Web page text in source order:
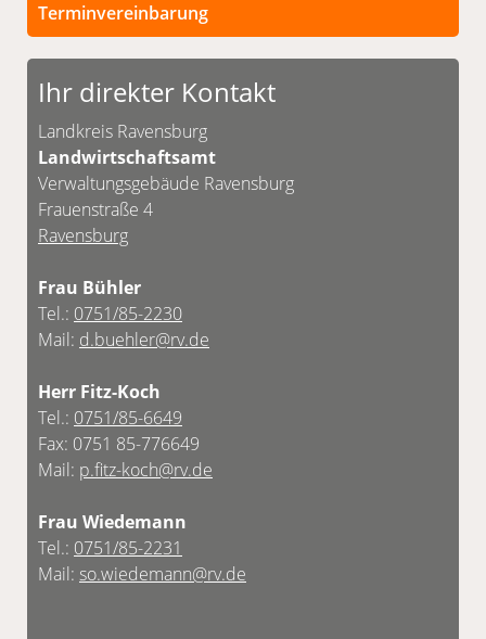
Terminvereinbarung
Persönliche Termine sind nach vorheriger
Vereinbarung möglich.
Unsere Kontaktdaten finden Sie unten.
Ihr direkter Kontakt
Landkreis Ravensburg
Landwirtschaftsamt
Verwaltungsgebäude Ravensburg
Frauenstraße 4
Ravensburg
Frau Bühler
Tel.: 0751/85-2230
Mail: d.buehler@rv.de
Herr Fitz-Koch
Tel.: 0751/85-6649
Fax: 0751 85-776649
Mail: p.fitz-koch@rv.de
Frau Wiedemann
Tel.: 0751/85-2231
Mail: so.wiedemann@rv.de